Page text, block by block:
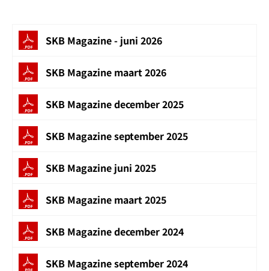
SKB Magazine - juni 2026
SKB Magazine maart 2026
SKB Magazine december 2025
SKB Magazine september 2025
SKB Magazine juni 2025
SKB Magazine maart 2025
SKB Magazine december 2024
SKB Magazine september 2024